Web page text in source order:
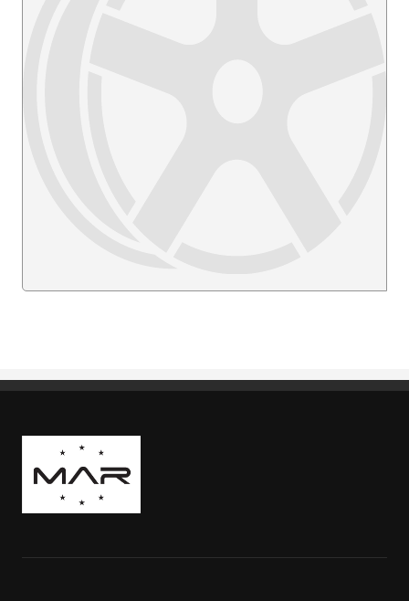
Boutique Mags à Rabais